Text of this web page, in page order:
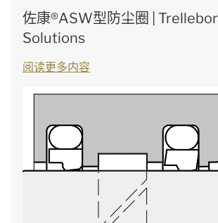
佐康®ASW型防尘圈 |
Solutions
阅读更多内容